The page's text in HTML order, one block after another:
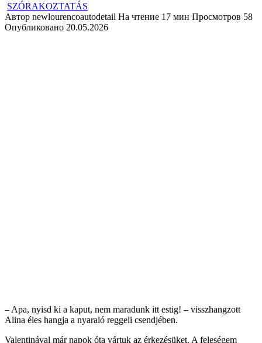
SZÓRAKOZTATÁS
Автор newlourencoautodetail На чтение 17 мин Просмотров 58
Опубликовано 20.05.2026
– Apa, nyisd ki a kaput, nem maradunk itt estig! – visszhangzott
Alina éles hangja a nyaraló reggeli csendjében.
Valentinával már napok óta vártuk az érkezésüket. A feleségem